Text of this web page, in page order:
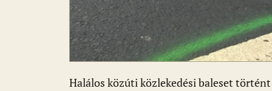
Halálos közúti közlekedési baleset